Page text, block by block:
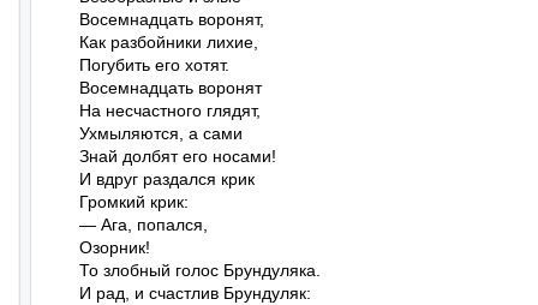
Восемнадцать воронят,
Как разбойники лихие,
Погубить его хотят.
Восемнадцать воронят
На несчастного глядят,
Ухмыляются, а сами
Знай долбят его носами!
И вдруг раздался крик
Громкий крик:
— Ага, попался,
Озорник!
То злобный голос Брундуляка.
И рад, и счастлив Брундуляк: